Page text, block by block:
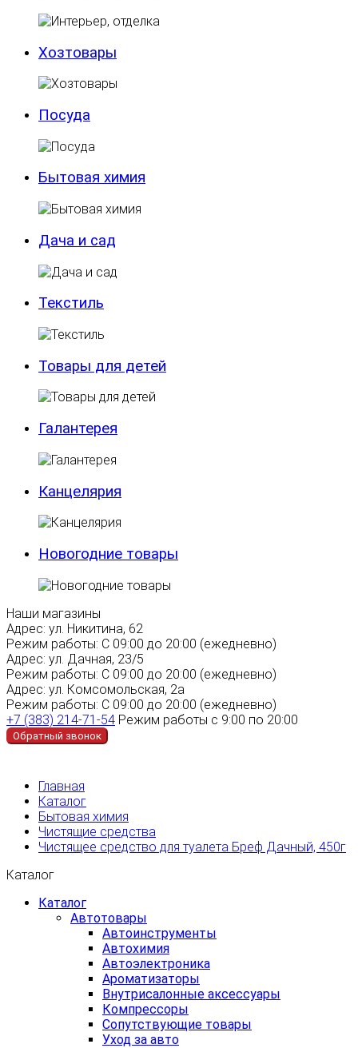
Хозтовары
Посуда
Бытовая химия
Дача и сад
Текстиль
Товары для детей
Галантерея
Канцелярия
Новогодние товары
Наши магазины
Адрес: ул. Никитина, 62
Режим работы: С 09:00 до 20:00 (ежедневно)
Адрес: ул. Дачная, 23/5
Режим работы: С 09:00 до 20:00 (ежедневно)
Адрес: ул. Комсомольская, 2а
Режим работы: С 09:00 до 20:00 (ежедневно)
+7 (383) 214-71-54 Режим работы с 9:00 по 20:00
Обратный звонок
Главная
Каталог
Бытовая химия
Чистящие средства
Чистящее средство для туалета Бреф Дачный, 450г
Каталог
Каталог
Автотовары
Автоинструменты
Автохимия
Автоэлектроника
Ароматизаторы
Внутрисалонные аксессуары
Компрессоры
Сопутствующие товары
Уход за авто